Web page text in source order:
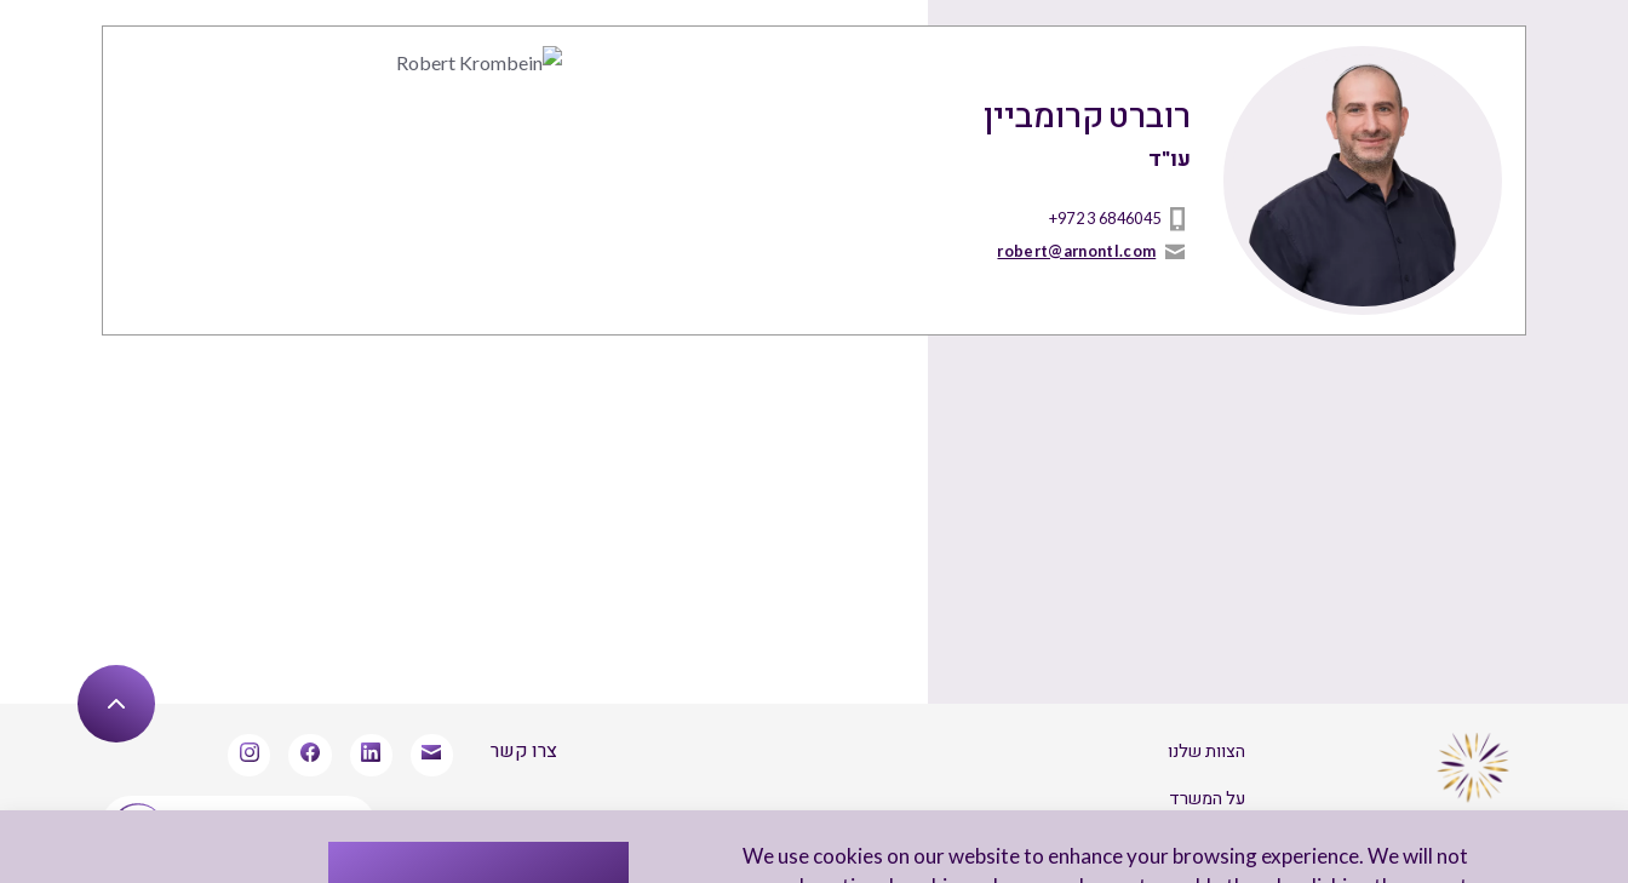
We use cookies on our website to enhance your browsing experience. We will not
רוברט קרומביין
עו"ד
+972 3 6846045
robert@arnontl.com
הצוות שלנו
על המשרד
צרו קשר
צרו קשר